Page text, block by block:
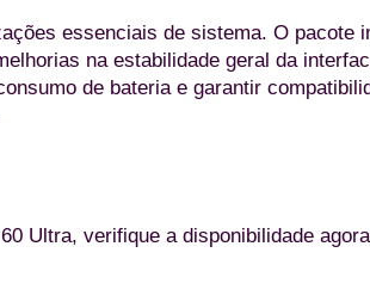
essenciais de sistema. O pacote
na estabilidade geral da
de bateria e garantir
Ultra, verifique a disponibilidade